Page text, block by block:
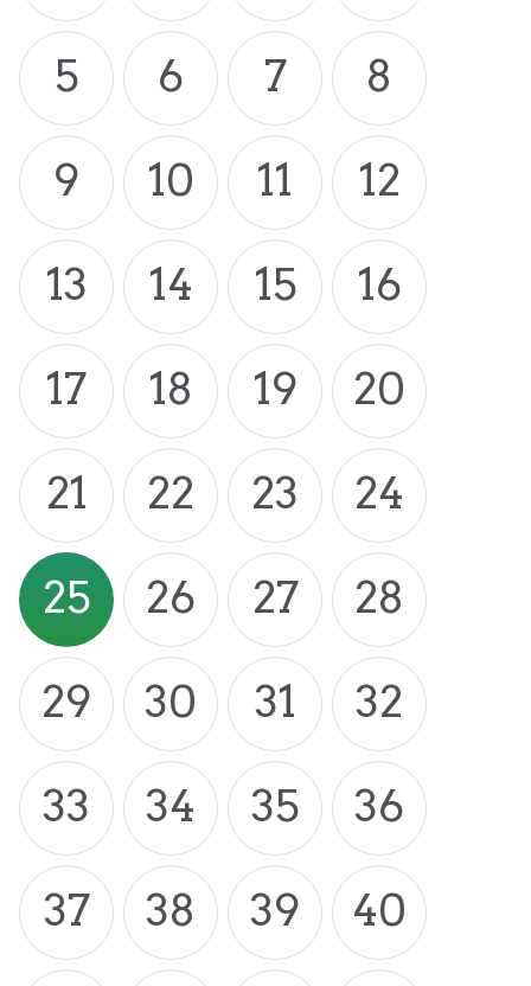
5
6 7
8
9
10 11
12
13
14 15
16
17
18 19
20
21
22 23
24
25
26 27
28
29
30 31
32
33
34 35
36
37
38 39 40